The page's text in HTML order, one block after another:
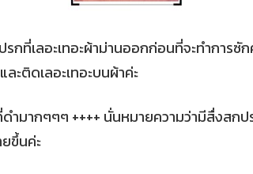
ที่เลอะเทอะผ้าม่านออกก่อนที่จะทำการซัก
ะติดเลอะเทอะบนผ้าค่ะ
มากๆๆๆ ++++ นั่นหมายความว่ามีสื่งสก
ขึ้นค่ะ